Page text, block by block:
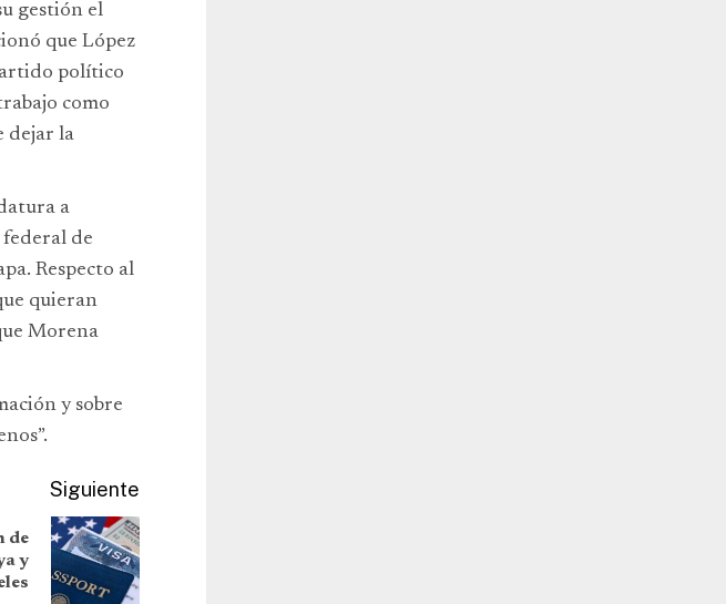
gestión el
que López
político
como
dejar la
a
de
Respecto al
quieran
Morena
y sobre
Siguiente
de
y